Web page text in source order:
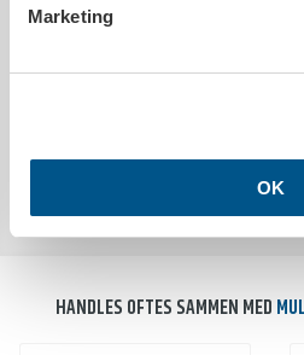
Marketing
OK
Størrelse
Materiale
140g RPET
MILJØDATA
HANDLES OFTES SAMMEN MED